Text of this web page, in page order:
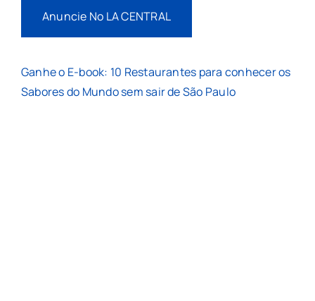
Anuncie No LA CENTRAL
Ganhe o E-book: 10 Restaurantes para conhecer os
Sabores do Mundo sem sair de São Paulo